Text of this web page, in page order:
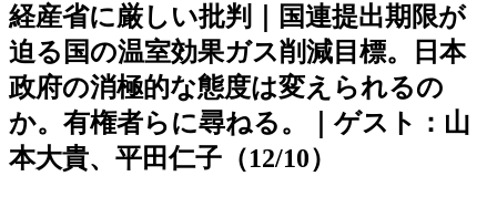
経産省に厳しい批判｜国連提出期限が
迫る国の温室効果ガス削減目標。日本
政府の消極的な態度は変えられるの
か。有権者らに尋ねる。｜ゲスト：山
本大貴、平田仁子（12/10）